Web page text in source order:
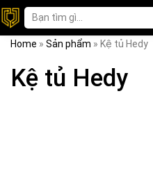
Home » Sản phẩm » Kệ tủ Hedy
Kệ tủ Hedy